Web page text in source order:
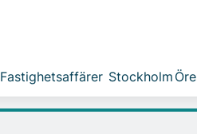
Fastighetsaffärer Stockholm